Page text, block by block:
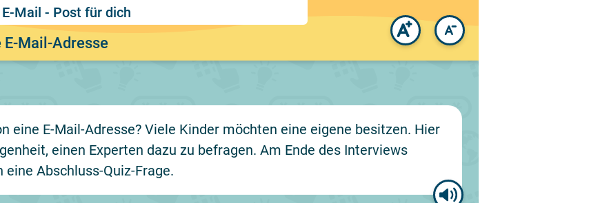
E-Mail - Post für dich
E-Mail-Adresse
eine E-Mail-Adresse? Viele Kinder möchten eine eigene besitzen. Hier
einen Experten dazu zu befragen. Am Ende des Interviews
eine Abschluss-Quiz-Frage.